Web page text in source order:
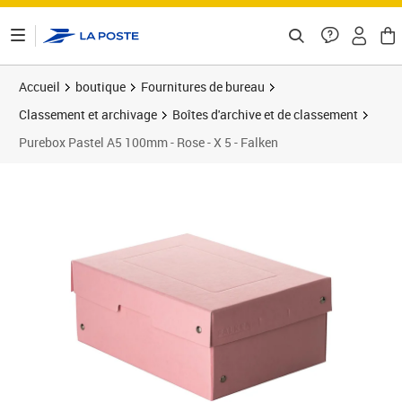
Accueil boutique
Fournitures de bureau
Classement et archivage
Boîtes d'archive et de classement
Purebox Pastel A5 100mm - Rose - X 5 - Falken